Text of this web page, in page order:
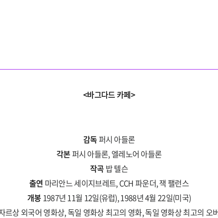
<바그다드 카페>
감독퍼시 아들론
각본퍼시 아들론, 엘레노어 아들론
작곡 밥 텔슨
출연 마리안느 세이지브레트, CCH 파운더, 잭 팰런스
개봉 1987년 11월 12일(유럽), 1988년 4월 22일(미국)
르상 외국어 영화상, 독일 영화상 최고의 영화, 독일 영화상 최고의 오